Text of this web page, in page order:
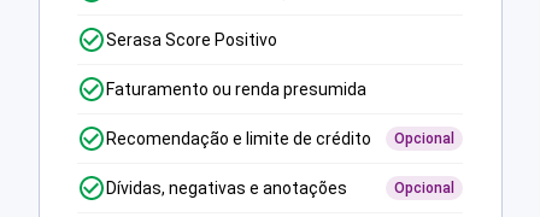
Serasa Score Positivo
Faturamento ou renda presumida
Recomendação e limite de crédito Opcional
Dívidas, negativas e anotações Opcional